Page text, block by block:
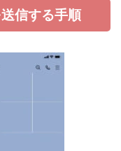
信する手順